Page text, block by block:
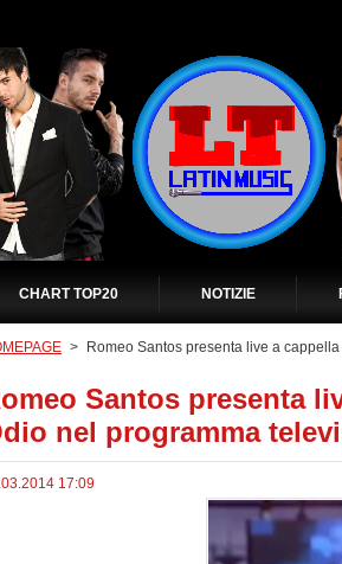
CHART TOP20 NOTIZIE
> Romeo Santos presenta live a
Santos presenta
nel programma
17:09